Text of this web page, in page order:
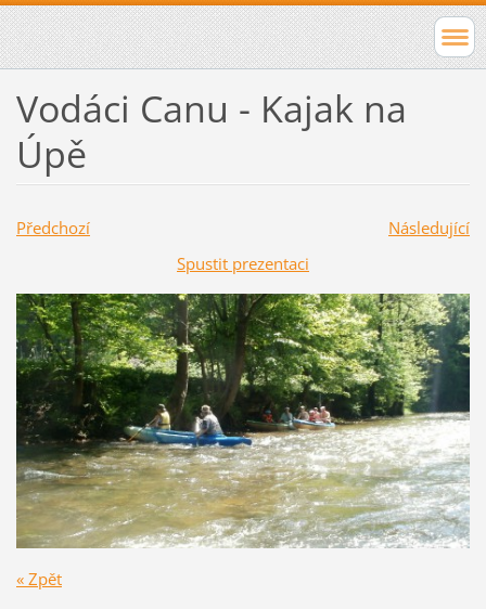
Vodáci Canu - Kajak na
Úpě
Předchozí
Následující
Spustit prezentaci
« Zpět